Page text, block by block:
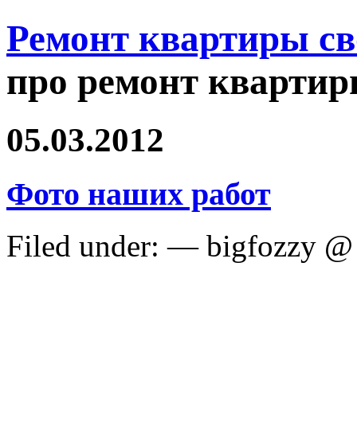
Ремонт квартиры
про ремонт
05.03.2012
Фото наших работ
Filed under: — bigfozzy